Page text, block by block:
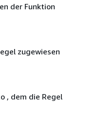
der Funktion
zugewiesen
, dem die Regel